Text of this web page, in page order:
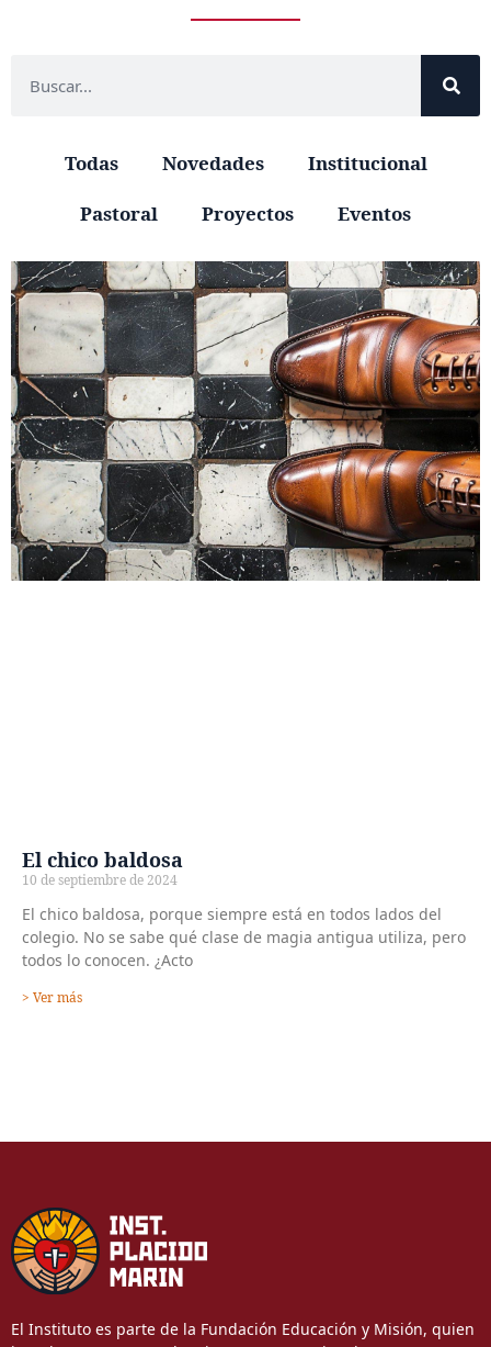
Todas Novedades
Institucional
Pastoral
Proyectos Eventos
El chico baldosa
10 de septiembre de 2024
El chico baldosa, porque siempre está en todos lados del
colegio. No se sabe qué clase de magia antigua utiliza, pero
todos lo conocen. ¿Acto
> Ver más
El Instituto es parte de la Fundación Educación y Misión, quien